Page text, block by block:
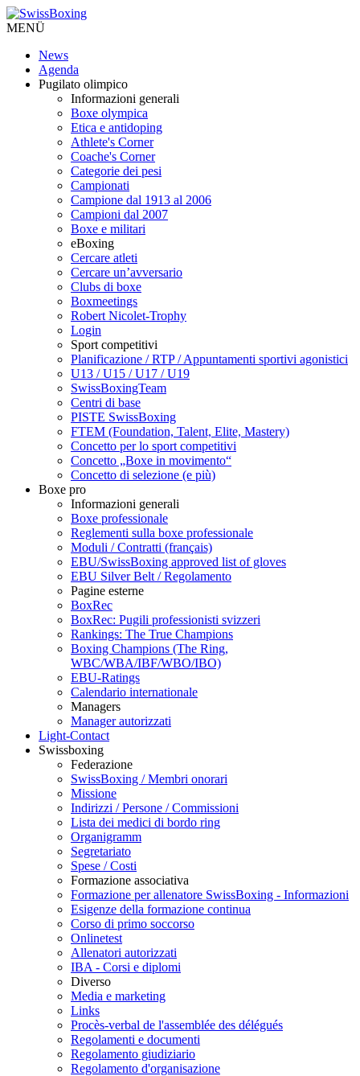
MENÜ
News
Agenda
Pugilato olimpico
Informazioni generali
Boxe olympica
Etica e antidoping
Athlete's Corner
Coache's Corner
Categorie dei pesi
Campionati
Campione dal 1913 al 2006
Campioni dal 2007
Boxe e militari
eBoxing
Cercare atleti
Cercare un’avversario
Clubs di boxe
Boxmeetings
Robert Nicolet-Trophy
Login
Sport competitivi
Planificazione / RTP / Appuntamenti sportivi agonistici
U13 / U15 / U17 / U19
SwissBoxingTeam
Centri di base
PISTE SwissBoxing
FTEM (Foundation, Talent, Elite, Mastery)
Concetto per lo sport competitivi
Concetto „Boxe in movimento“
Concetto di selezione (e più)
Boxe pro
Informazioni generali
Boxe professionale
Reglementi sulla boxe professionale
Moduli / Contratti (français)
EBU/SwissBoxing approved list of gloves
EBU Silver Belt / Regolamento
Pagine esterne
BoxRec
BoxRec: Pugili professionisti svizzeri
Rankings: The True Champions
Boxing Champions (The Ring,
WBC/WBA/IBF/WBO/IBO)
EBU-Ratings
Calendario internationale
Managers
Manager autorizzati
Light-Contact
Swissboxing
Federazione
SwissBoxing / Membri onorari
Missione
Indirizzi / Persone / Commissioni
Lista dei medici di bordo ring
Organigramm
Segretariato
Spese / Costi
Formazione associativa
Formazione per allenatore SwissBoxing - Informazioni
Esigenze della formazione continua
Corso di primo soccorso
Onlinetest
Allenatori autorizzati
IBA - Corsi e diplomi
Diverso
Media e marketing
Links
Procès-verbal de l'assemblée des délégués
Regolamenti e documenti
Regolamento giudiziario
Regolamento d'organisazione